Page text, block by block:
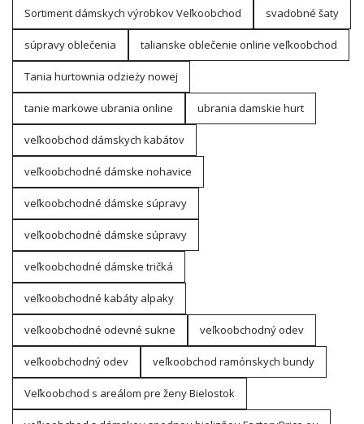
Sortiment dámskych výrobkov Veľkoobchod svadobné šaty
súpravy oblečenia talianske oblečenie online veľkoobchod
Tania hurtownia odzieży nowej
tanie markowe ubrania online ubrania damskie hurt
veľkoobchod dámskych kabátov
veľkoobchodné dámske nohavice
veľkoobchodné dámske súpravy
veľkoobchodné dámske súpravy
veľkoobchodné dámske tričká
veľkoobchodné kabáty alpaky
veľkoobchodné odevné sukne veľkoobchodný odev
veľkoobchodný odev veľkoobchod ramónskych bundy
Veľkoobchod s areálom pre ženy Bielostok